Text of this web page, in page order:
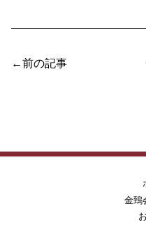
←前の記事
金鵄